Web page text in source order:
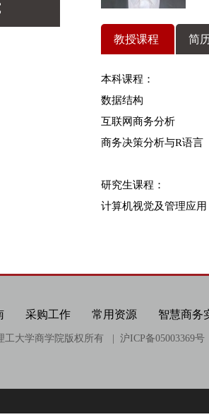
教授课程 简
本科课程：
数据结构
互联网商务分析
商务决策分析与R语言
研究生课程：
计算机视觉及管理应用
采购工作 常用资源 智慧商务
工大学商学院版权所有 | 沪ICP备05003369号